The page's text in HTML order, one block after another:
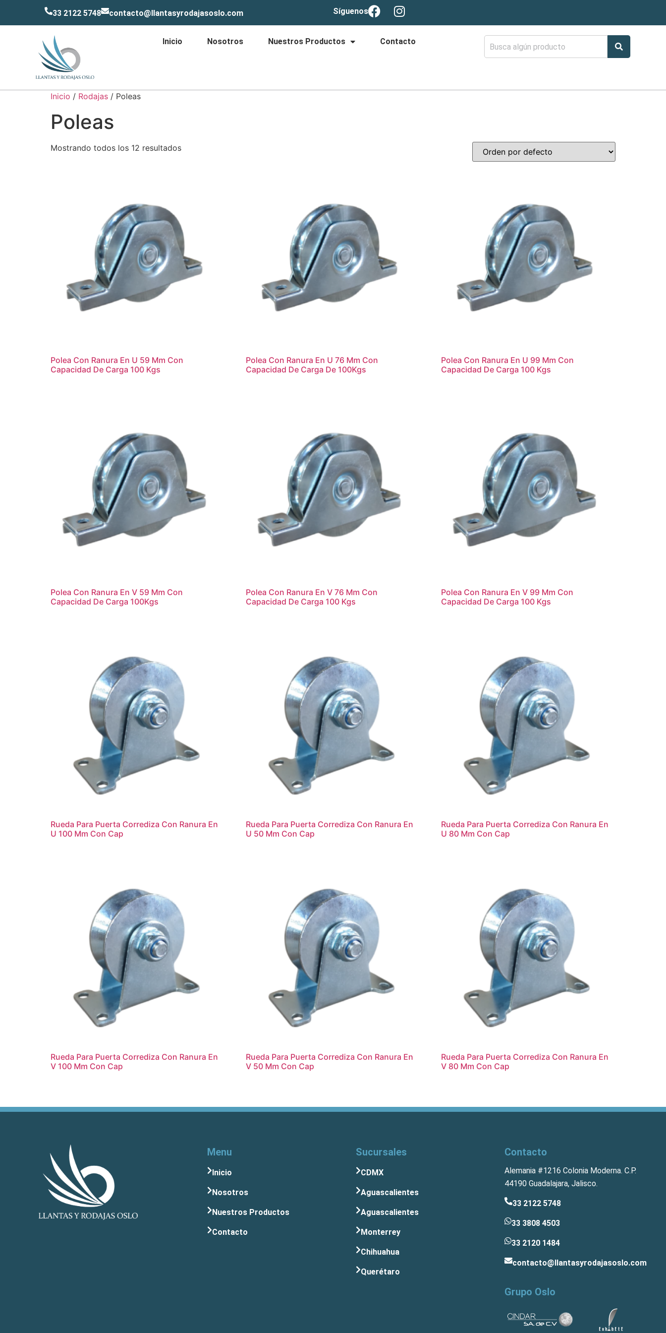
33 2122 5748 contacto@llantasyrodajasoslo.com Síguenos
Inicio Nosotros Nuestros Productos Contacto
Inicio / Rodajas / Poleas
Poleas
Mostrando todos los 12 resultados
Polea Con Ranura En U 59 Mm Con
Capacidad De Carga 100 Kgs
Polea Con Ranura En U 76 Mm Con
Capacidad De Carga De 100Kgs
Polea Con Ranura En U 99 Mm Con
Capacidad De Carga 100 Kgs
Polea Con Ranura En V 59 Mm Con
Capacidad De Carga 100Kgs
Polea Con Ranura En V 76 Mm Con
Capacidad De Carga 100 Kgs
Polea Con Ranura En V 99 Mm Con
Capacidad De Carga 100 Kgs
Rueda Para Puerta Corrediza Con Ranura En
U 100 Mm Con Cap
Rueda Para Puerta Corrediza Con Ranura En
U 50 Mm Con Cap
Rueda Para Puerta Corrediza Con Ranura En
U 80 Mm Con Cap
Rueda Para Puerta Corrediza Con Ranura En
V 100 Mm Con Cap
Rueda Para Puerta Corrediza Con Ranura En
V 50 Mm Con Cap
Rueda Para Puerta Corrediza Con Ranura En
V 80 Mm Con Cap
Menu
Inicio
Nosotros
Nuestros Productos
Contacto
Sucursales
CDMX
Aguascalientes
Aguascalientes
Monterrey
Chihuahua
Querétaro
Contacto
Alemania #1216 Colonia Moderna. C.P.
44190 Guadalajara, Jalisco.
33 2122 5748
33 3808 4503
33 2120 1484
contacto@llantasyrodajasoslo.com
Grupo Oslo